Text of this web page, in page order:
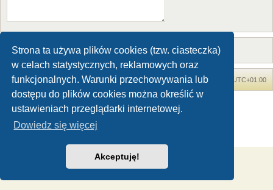
Strona ta używa plików cookies (tzw. ciasteczka)
w celach statystycznych, reklamowych oraz
funkcjonalnych. Warunki przechowywania lub
dostępu do plików cookies można określić w
ustawieniach przeglądarki internetowej.
Dowiedz się więcej
Akceptuję!
Forum Dinozaury.com Strona główna Strefa czasowa UTC+01:00
Technologię dostarczaphpBB® Forum Software © phpBB Limited
Polski pakiet językowy dostarcza